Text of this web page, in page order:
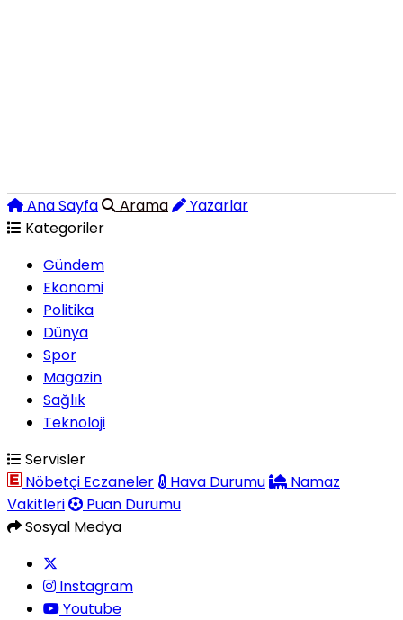
Ana Sayfa Arama
Yazarlar
Kategoriler
Gündem
Ekonomi
Politika
Dünya
Spor
Magazin
Sağlık
Teknoloji
Servisler
Nöbetçi Eczaneler
Hava Durumu
Namaz
Vakitleri
Puan Durumu
Sosyal Medya
Instagram
Youtube